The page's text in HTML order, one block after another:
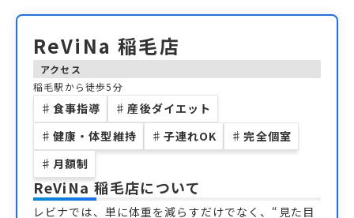
ReViNa 稲毛店
アクセス
稲毛駅から徒歩5分
♯ 食事指導 ♯ 産後ダイエット
♯ 健康・体型維持 ♯ 子連れOK ♯ 完全個室
♯ 月額制
ReViNa 稲毛店について
レビナでは、単に体重を減らすだけでなく、“見た目